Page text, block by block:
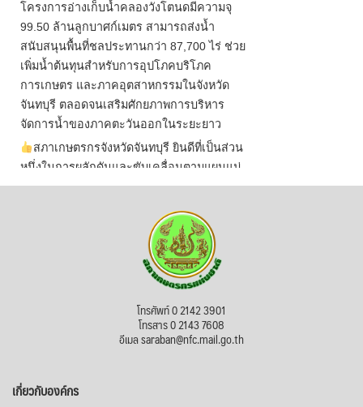
โครงการอ่างเก็บน้ำคลองวังโตนดมีความจุ
99.50 ล้านลูกบาศก์เมตร สามารถส่งน้ำ
สนับสนุนพื้นที่ชลประทานกว่า 87,700 ไร่ ช่วย
เพิ่มน้ำต้นทุนสำหรับการอุปโภคบริโภค
การเกษตร และภาคอุตสาหกรรมในจังหวัด
จันทบุรี ตลอดจนเสริมศักยภาพการบริหาร
จัดการน้ำของภาคตะวันออกในระยะยาว
สภาเกษตรกรจังหวัดจันทบุรี ยินดีที่เป็นส่วน
หนึ่งในการผลักดันและขับเคลื่อนตามแผนแม่
บทเพื่อพั ...See More
ไม่สามารถดูเนื้อหานี้ได้ในขณะนี้
สภาเกษตรกรแห่งชาติ
กรมการค้าต่างประเทศ กระทรวงพาณิชย์ เปิด
ไทยในช่วง 6 เดือนของปี 2569 (ม.ค.-มิ.ย.) มี
โทรศัพท์ 0 2142 3901
โทรสาร 0 2143 7608
อีเมล saraban@nfc.mail.go.th
เกี่ยวกับองค์กร